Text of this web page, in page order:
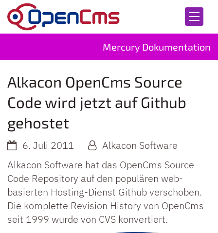
Zum Inhalt springen
Mercury Dokumentation
Alkacon OpenCms Source
Code wird jetzt auf Github
gehostet
6. Juli 2011
Alkacon Software
Alkacon Software hat das OpenCms Source
Code Repository auf den populären web-
basierten Hosting-Dienst Github verschoben.
Die komplette Revision History von OpenCms
seit 1999 wurde von CVS konvertiert.